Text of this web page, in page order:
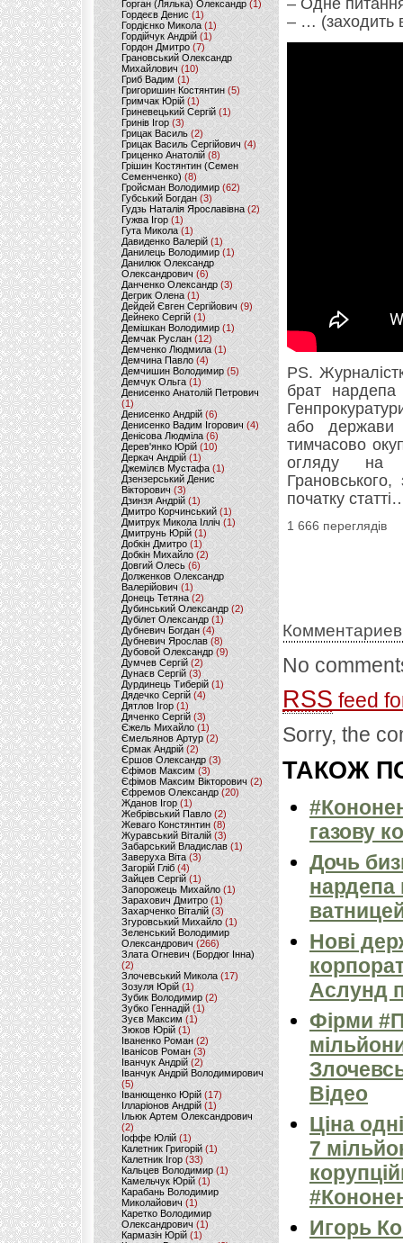
Горган (Лялька) Олександр(1)
Гордеєв Денис (1)
Гордієнко Микола (1)
Гордійчук Андрій (1)
Гордон Дмитро (7)
Грановський Олександр
Михайлович (10)
Гриб Вадим (1)
Григоришин Костянтин (5)
Гримчак Юрій(1)
Гриневецький Сергій(1)
Гринів Ігор (3)
Грицак Василь (2)
Грицак Василь Сергійович (4)
Гриценко Анатолій (8)
Грішин Костянтин (Семен
Семенченко)(8)
Гройсман Володимир(62)
Губський Богдан (3)
Гудзь Наталія Ярославівна(2)
Гужва Ігор (1)
Гута Микола (1)
Давиденко Валерій (1)
Данилець Володимир(1)
Данилюк Олександр
Олександрович (6)
Данченко Олександр (3)
Дегрик Олена(1)
Дейдей Євген Сергійович(9)
Дейнеко Сергій (1)
Демішкан Володимир(1)
Демчак Руслан (12)
Демченко Людмила (1)
Демчина Павло (4)
Демчишин Володимир (5)
Демчук Ольга(1)
Денисенко Анатолій Петрович
(1)
Денисенко Андрій (6)
Денисенко Вадим Ігорович (4)
Денісова Людміла(6)
Дерев'янко Юрій(10)
Деркач Андрій(1)
Джемілєв Мустафа (1)
Дзензерський Денис
Вікторович (3)
Дзинзя Андрій (1)
Дмитро Корчинський (1)
Дмитрук Микола Ілліч (1)
Дмитрунь Юрій (1)
Добкін Дмитро(1)
Добкін Михайло (2)
Довгий Олесь (6)
Долженков Олександр
Валерійович (1)
Донець Тетяна (2)
Дубинський Олександр(2)
Дубілет Олександр (1)
Дубневич Богдан (4)
Дубневич Ярослав (8)
Дубовой Олександр(9)
Думчев Сергій (2)
Дунаєв Сергій(3)
Дурдинець Тиберій (1)
Дядечко Сергій (4)
Дятлов Ігор (1)
Дяченко Сергій (3)
Єжель Михайло (1)
Ємельянов Артур (2)
Єрмак Андрій (2)
Єршов Олександр (3)
Єфімов Максим (3)
Єфімов Максим Вікторович (2)
Єфремов Олександр (20)
Жданов Ігор (1)
Жебрівський Павло (2)
Жеваго Констянтин (8)
Журавський Віталій (3)
Забарський Владислав (1)
Заверуха Віта (3)
Загорій Гліб (4)
Зайцев Сергій(1)
Запорожець Михайло (1)
Зарахович Дмитро (1)
Захарченко Віталій (3)
Згуровський Михайло (1)
Зеленський Володимир
Олександрович (266)
Злата Огневич (Бордюг Інна)
(2)
Злочевський Микола(17)
Зозуля Юрій (1)
Зубик Володимир (2)
Зубко Геннадій (1)
Зуєв Максим(1)
Зюков Юрій (1)
Іваненко Роман (2)
Іванісов Роман (3)
Іванчук Андрій(2)
Іванчук Андрій Володимирович
(5)
Іванющенко Юрій (17)
Ілларіонов Андрій (1)
Ільюк Артем Олександрович
(2)
Іоффе Юлій (1)
Калетник Григорій(1)
Калетник Ігор (33)
Кальцев Володимир(1)
Камельчук Юрій (1)
Карабань Володимир
Миколайович (1)
Каретко Володимир
Олександрович (1)
Кармазін Юрій(1)
– Одне
– … (заходить
PS.
брат нардепа
або держави
тимчасово
огляду на
початку
1 666 переглядів
No
RSS feed
Sorry, the
ТАКОЖ
газову
Дочь
нардепа
Нові
Аслунд
Фірми
Відео
Ціна
7
Игорь